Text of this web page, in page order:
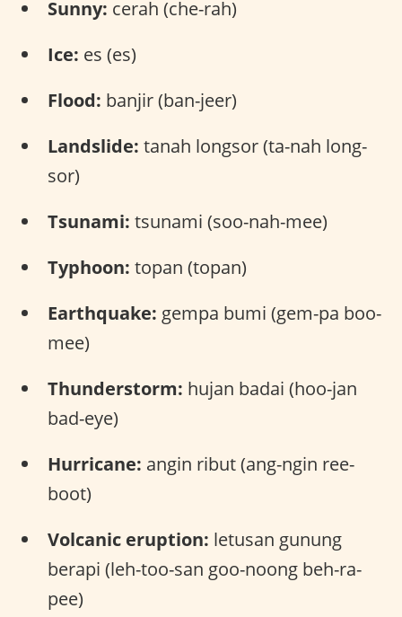
Sunny: cerah (che-rah)
Ice: es (es)
Flood: banjir (ban-jeer)
Landslide: tanah longsor (ta-nah long-
sor)
Tsunami: tsunami (soo-nah-mee)
Typhoon: topan (topan)
Earthquake: gempa bumi (gem-pa boo-
mee)
Thunderstorm: hujan badai (hoo-jan
bad-eye)
Hurricane: angin ribut (ang-ngin ree-
boot)
Volcanic eruption: letusan gunung
berapi (leh-too-san goo-noong beh-ra-
pee)